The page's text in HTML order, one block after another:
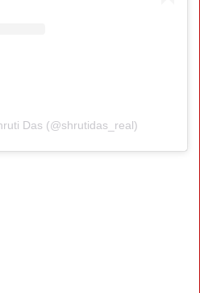
Das (@shrutidas_real)